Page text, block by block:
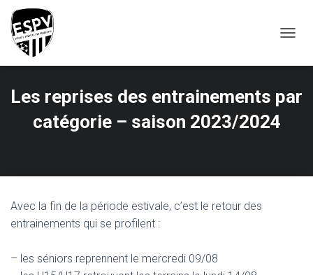
L
G
Les reprises des entrainements par
catégorie – saison 2023/2024
Avec la fin de la période estivale, c’est le retour des
entrainements qui se profilent :
– les séniors reprennent le mercredi 09/08